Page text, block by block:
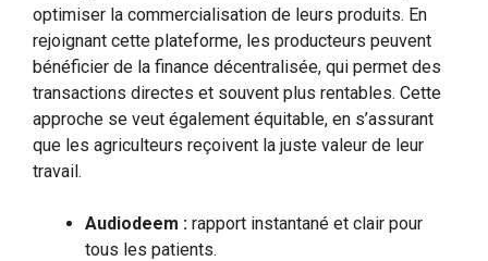
optimiser la commercialisation de leurs produits. En
rejoignant cette plateforme, les producteurs peuvent
bénéficier de la finance décentralisée, qui permet des
transactions directes et souvent plus rentables. Cette
approche se veut également équitable, en s’assurant
que les agriculteurs reçoivent la juste valeur de leur
travail.
Audiodeem : rapport instantané et clair pour
tous les patients.